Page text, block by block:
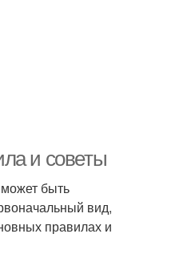
и советы
быть
вид,
правилах и